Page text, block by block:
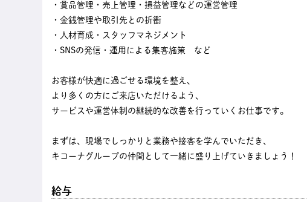
・賞品管理・売上管理・損益管理などの運営管理
・金銭管理や取引先との折衝
・人材育成・スタッフマネジメント
・SNSの発信・運用による集客施策 など
お客様が快適に過ごせる環境を整え、
より多くの方にご来店いただけるよう、
サービスや運営体制の継続的な改善を行っていくお仕事です。
まずは、現場でしっかりと業務や接客を学んでいただき、
キコーナグループの仲間として一緒に盛り上げていきましょう！
給与